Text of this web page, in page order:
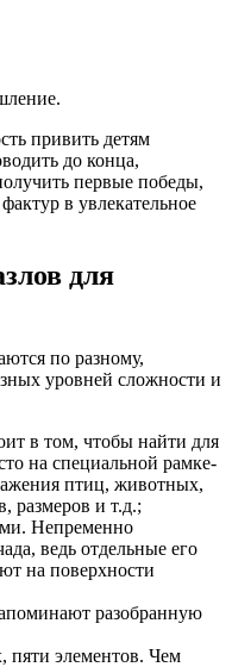
привить детям
до конца,
первые победы,
в увлекательное
для
по разному,
уровней сложности и
в том, чтобы найти для
на специальной рамке-
птиц, животных,
размеров и т.д.;
Непременно
ведь отдельные его
на поверхности
разобранную
пяти элементов. Чем